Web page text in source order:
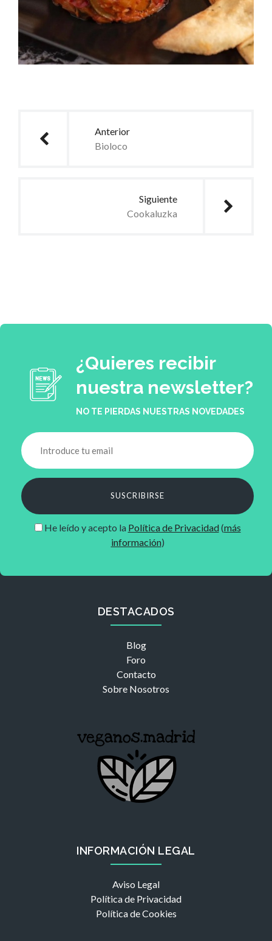
Anterior
Bioloco
Siguiente
Cookaluzka
¿Quieres recibir
nuestra newsletter?
NO TE PIERDAS NUESTRAS NOVEDADES
SUSCRIBIRSE
He leído y acepto la Política de Privacidad(más
información)
DESTACADOS
Blog
Foro
Contacto
Sobre Nosotros
INFORMACIÓN LEGAL
Aviso Legal
Política de Privacidad
Política de Cookies